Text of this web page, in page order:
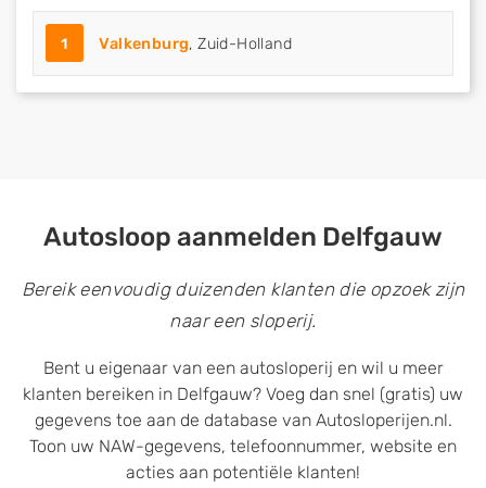
1 Valkenburg, Zuid-Holland
Autosloop aanmelden Delfgauw
Bereik eenvoudig duizenden klanten die opzoek zijn
naar een sloperij.
Bent u eigenaar van een autosloperij en wil u meer
klanten bereiken in Delfgauw? Voeg dan snel (gratis) uw
gegevens toe aan de database van Autosloperijen.nl.
Toon uw NAW-gegevens, telefoonnummer, website en
acties aan potentiële klanten!